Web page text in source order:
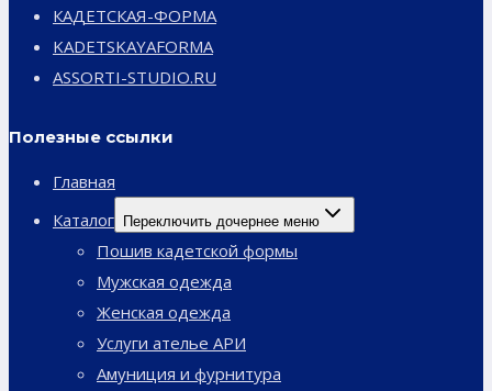
КАДЕТСКАЯ-ФОРМА
KADETSKAYAFORMA
ASSORTI-STUDIO.RU
Полезные ссылки
Главная
Каталог Переключить дочернее меню
Пошив кадетской формы
Мужская одежда
Женская одежда
Услуги ателье АРИ
Амуниция и фурнитура